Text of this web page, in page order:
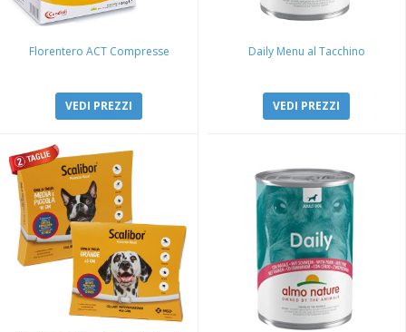
Florentero ACT Compresse
VEDI PREZZI
Daily Menu al Tacchino
VEDI PREZZI